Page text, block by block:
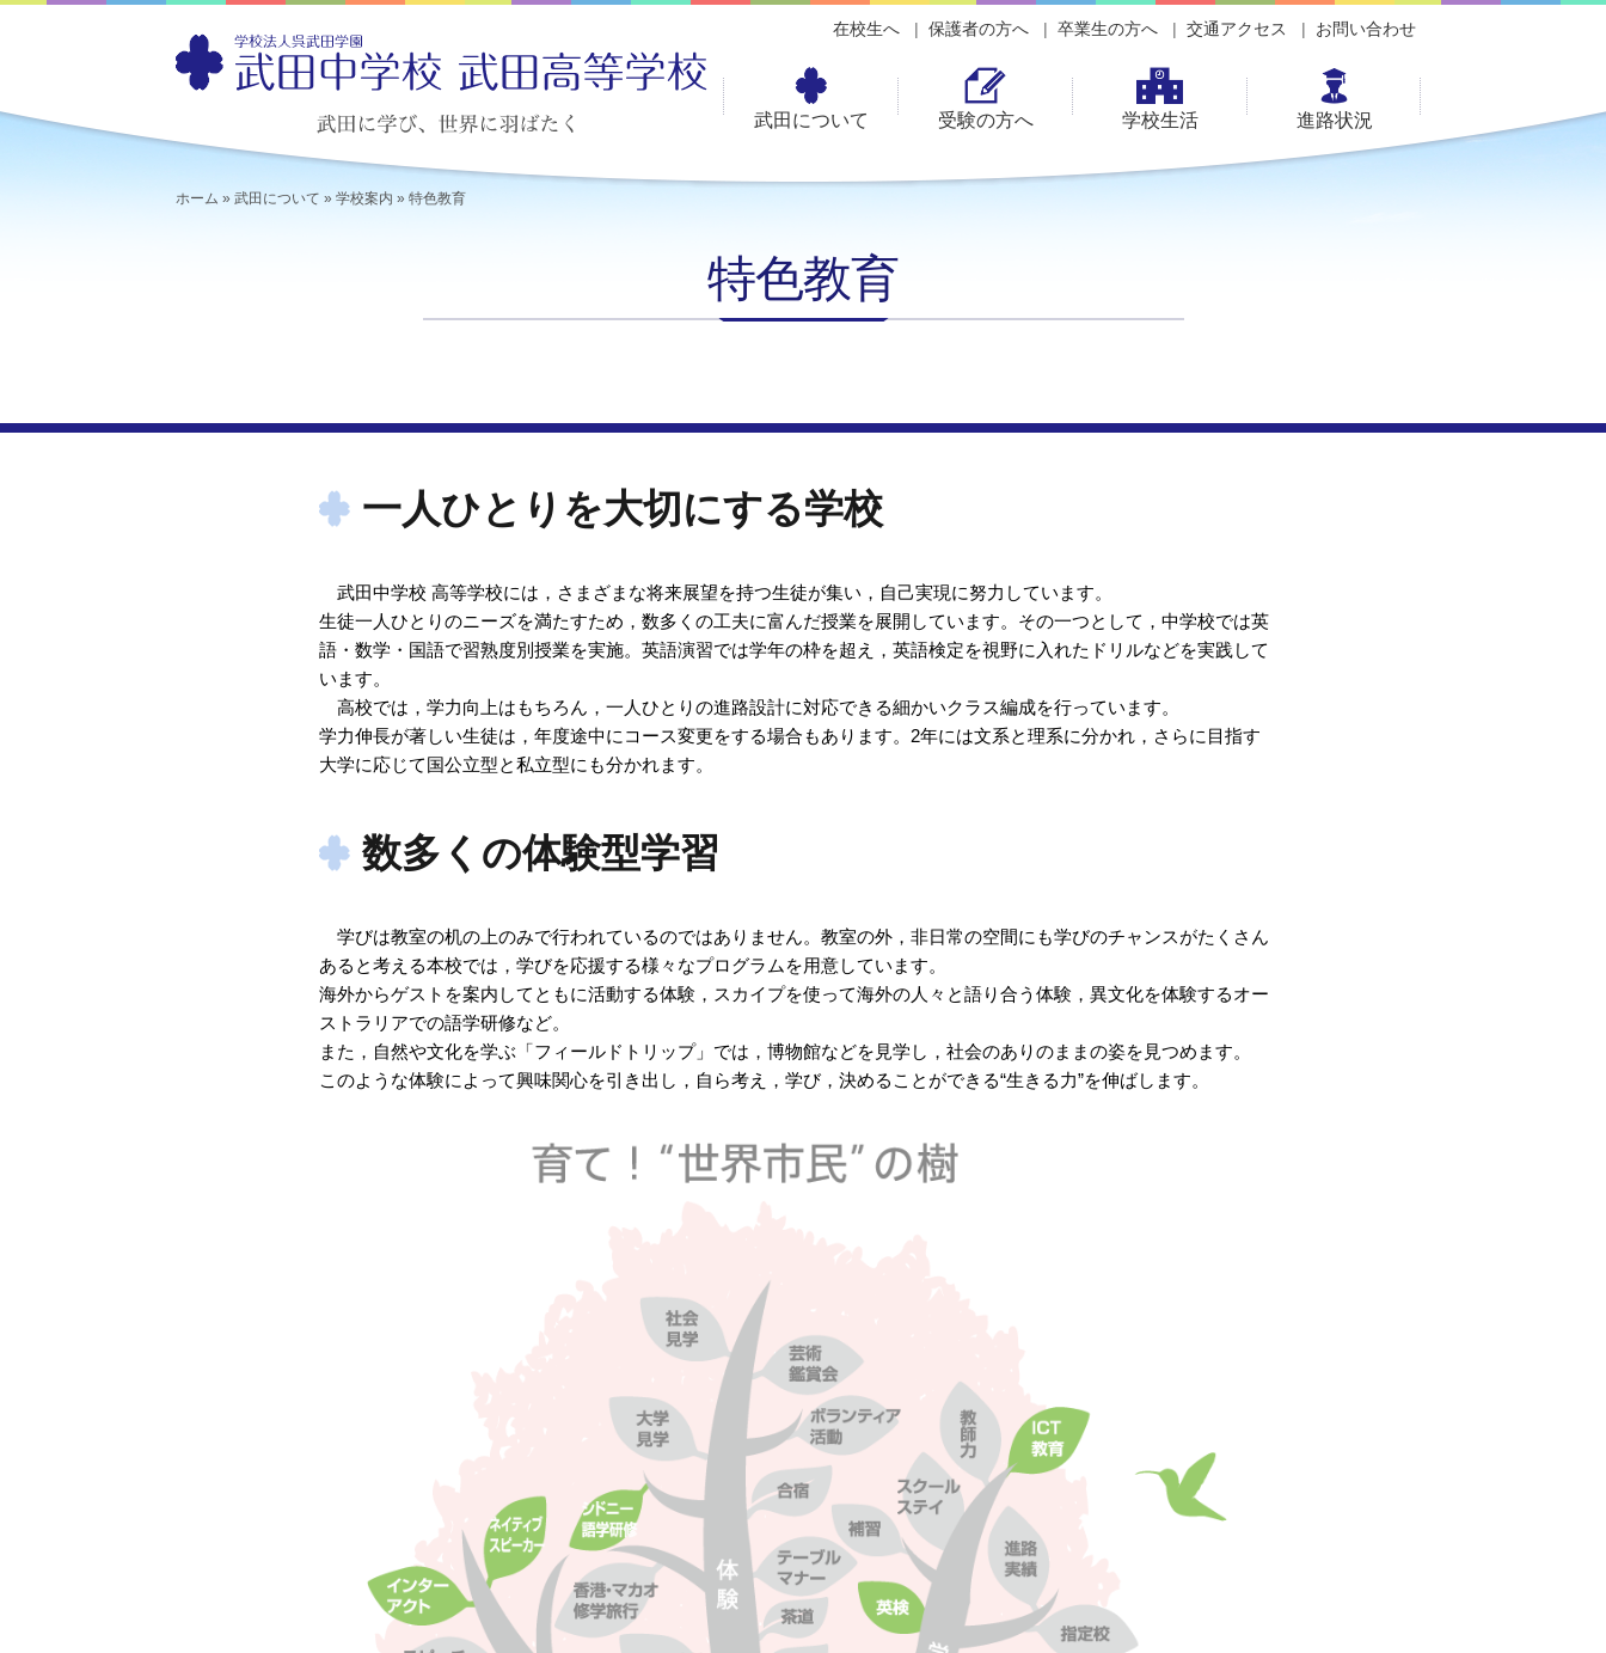
在校生へ 保護者の方へ 卒業生の方へ 交通アクセス お問い合わせ
武田について 受験の方へ 学校生活 進路状況
ホーム » 武田について » 学校案内 » 特色教育
特色教育
一人ひとりを大切にする学校
武田中学校 高等学校には，さまざまな将来展望を持つ生徒が集い，自己実現に努力しています。
生徒一人ひとりのニーズを満たすため，数多くの工夫に富んだ授業を展開しています。その一つとして，中学校では英
語・数学・国語で習熟度別授業を実施。英語演習では学年の枠を超え，英語検定を視野に入れたドリルなどを実践して
います。
高校では，学力向上はもちろん，一人ひとりの進路設計に対応できる細かいクラス編成を行っています。
学力伸長が著しい生徒は，年度途中にコース変更をする場合もあります。2年には文系と理系に分かれ，さらに目指す
大学に応じて国公立型と私立型にも分かれます。
数多くの体験型学習
学びは教室の机の上のみで行われているのではありません。教室の外，非日常の空間にも学びのチャンスがたくさん
あると考える本校では，学びを応援する様々なプログラムを用意しています。
海外からゲストを案内してともに活動する体験，スカイプを使って海外の人々と語り合う体験，異文化を体験するオー
ストラリアでの語学研修など。
また，自然や文化を学ぶ「フィールドトリップ」では，博物館などを見学し，社会のありのままの姿を見つめます。
このような体験によって興味関心を引き出し，自ら考え，学び，決めることができる“生きる力”を伸ばします。